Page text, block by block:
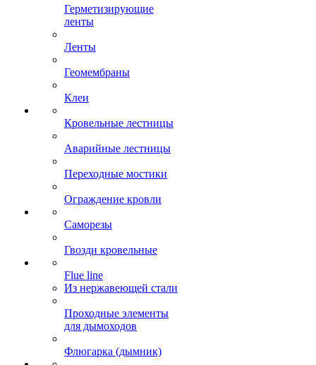
Герметизирующие
ленты
Ленты
Геомембраны
Клеи
Кровельные лестницы
Аварийные лестницы
Переходные мостики
Ограждение кровли
Саморезы
Гвозди кровельные
Flue line
Из нержавеющей стали
Проходные элементы
для дымоходов
Флюгарка (дымник)